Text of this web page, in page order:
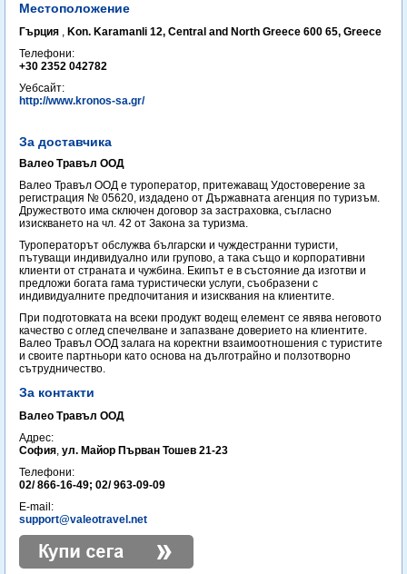
Местоположение
Гърция , Kon. Karamanli 12, Central and North Greece 600 65, Greece ‎
Телефони:
+30 2352 042782
Уебсайт:
http://www.kronos-sa.gr/
За доставчика
Валео Травъл ООД
Валео Травъл ООД е туроператор, притежаващ Удостоверение за
регистрация № 05620, издадено от Държавната агенция по туризъм.
Дружеството има сключен договор за застраховка, съгласно
изискването на чл. 42 от Закона за туризма.
Туроператорът обслужва български и чуждестранни туристи,
пътуващи индивидуално или групово, а така също и корпоративни
клиенти от страната и чужбина. Екипът е в състояние да изготви и
предложи богата гама туристически услуги, съобразени с
индивидуалните предпочитания и изисквания на клиентите.
При подготовката на всеки продукт водещ елемент се явява неговото
качество с оглед спечелване и запазване доверието на клиентите.
Валео Травъл ООД залага на коректни взаимоотношения с туристите
и своите партньори като основа на дълготрайно и ползотворно
сътрудничество.
За контакти
Валео Травъл ООД
Адрес:
София, ул. Майор Първан Тошев 21-23
Телефони:
02/ 866-16-49; 02/ 963-09-09
E-mail:
support@valeotravel.net